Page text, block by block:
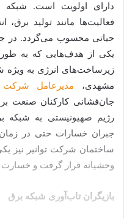
دارای اولویت است. شبکه
فعالیت‌ها مانند تولید
یکی از هدف‌هایی که به
زیرساخت‌های انرژی به
مشهدی، مدیرعامل شرکت
رژیم صهیونیستی به شبکه
جبران خسارات حتی در
ساختمان شرکت توانیر نیز
وحشیانه قرار گرفت و
بازیگران تاب‌آوری شبکه برق